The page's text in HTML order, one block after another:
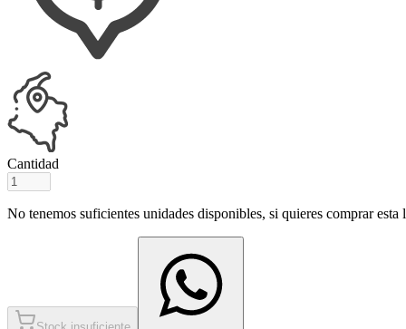
Cantidad
No tenemos suficientes unidades disponibles, si quieres comprar esta